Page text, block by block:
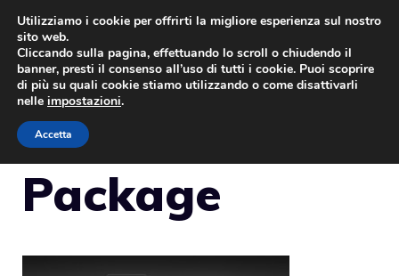
Vai
contenuto
Package
Utilizziamo i cookie per offrirti la migliore esperienza sul nostro
sito web.
Cliccando sulla pagina, effettuando lo scroll o chiudendo il
banner, presti il consenso all’uso di tutti i cookie. Puoi scoprire
di più su quali cookie stiamo utilizzando o come disattivarli
nelle impostazioni.
Accetta